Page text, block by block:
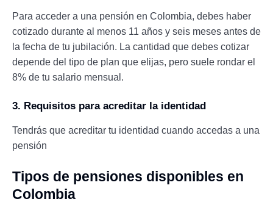
Para acceder a una pensión en Colombia, debes haber
cotizado durante al menos 11 años y seis meses antes de
la fecha de tu jubilación. La cantidad que debes cotizar
depende del tipo de plan que elijas, pero suele rondar el
8% de tu salario mensual.
3. Requisitos para acreditar la identidad
Tendrás que acreditar tu identidad cuando accedas a una
pensión
Tipos de pensiones disponibles en
Colombia